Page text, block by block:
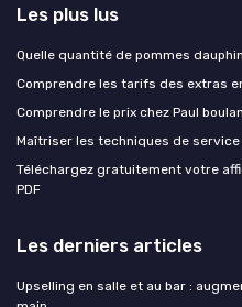
Les plus lus
Quelle quantité de pommes
Comprendre les tarifs des extras
Comprendre le prix chez Paul
Maîtriser les techniques de
Téléchargez gratuitement votre
PDF
Les derniers articles
Upselling en salle et au bar :